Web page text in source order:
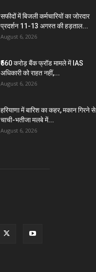
सफीदों में बिजली कर्मचारियों का जोरदार
प्रदर्शन 11-13 अगस्त की हड़ताल...
August 6, 2026
₹560 करोड़ बैंक फ्रॉड मामले में IAS
अधिकारी को राहत नहीं,...
August 6, 2026
हरियाणा में बारिश का कहर, मकान गिरने से
चाची-भतीजा मलबे में...
August 6, 2026